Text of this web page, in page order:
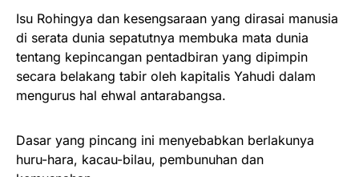
Isu Rohingya dan kesengsaraan yang dirasai manusia
di serata dunia sepatutnya membuka mata dunia
tentang kepincangan pentadbiran yang dipimpin
secara belakang tabir oleh kapitalis Yahudi dalam
mengurus hal ehwal antarabangsa.
Dasar yang pincang ini menyebabkan berlakunya
huru-hara, kacau-bilau, pembunuhan dan